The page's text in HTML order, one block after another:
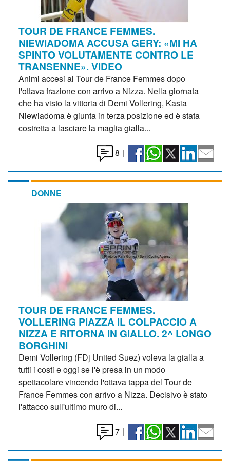
TOUR DE FRANCE FEMMES.
NIEWIADOMA ACCUSA GERY: «MI HA
SPINTO VOLUTAMENTE CONTRO LE
TRANSENNE». VIDEO
Animi accesi al Tour de France Femmes dopo
l'ottava frazione con arrivo a Nizza. Nella giornata
che ha visto la vittoria di Demi Vollering, Kasia
Niewiadoma è giunta in terza posizione ed è stata
costretta a lasciare la maglia gialla...
8 |
DONNE
TOUR DE FRANCE FEMMES.
VOLLERING PIAZZA IL COLPACCIO A
NIZZA E RITORNA IN GIALLO. 2^ LONGO
BORGHINI
Demi Vollering (FDj United Suez) voleva la gialla a
tutti i costi e oggi se l'è presa in un modo
spettacolare vincendo l'ottava tappa del Tour de
France Femmes con arrivo a Nizza. Decisivo è stato
l'attacco sull'ultimo muro di...
7 |